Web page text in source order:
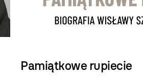
Pamiątkowe rupiecie